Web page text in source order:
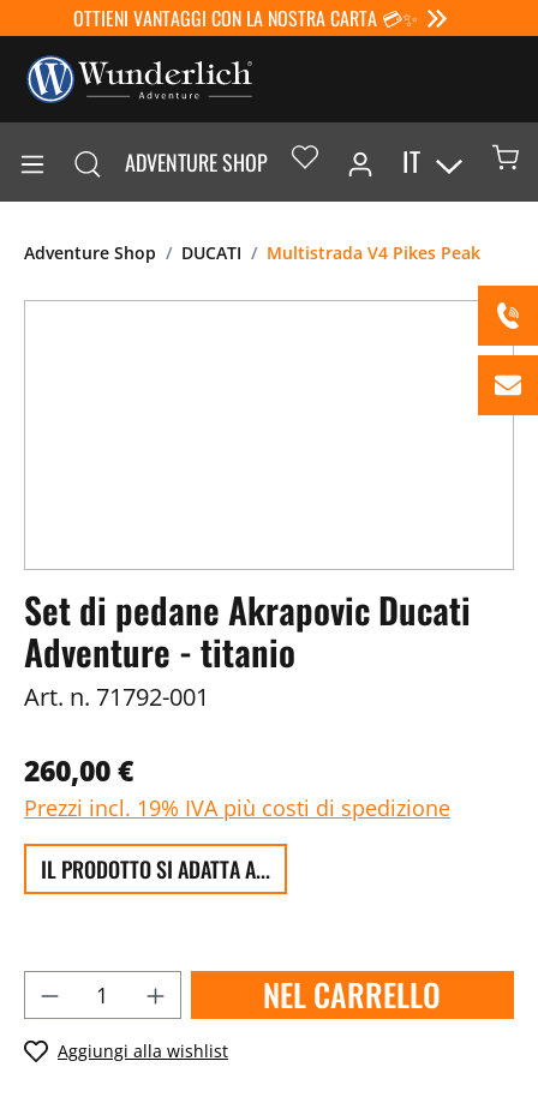
OTTIENI VANTAGGI CON LA NOSTRA CARTA 💳✨
ADVENTURE SHOP IT
Adventure Shop DUCATI Multistrada V4 Pikes Peak
Set di pedane Akrapovic Ducati
Adventure - titanio
Art. n. 71792-001
260,00 €
Prezzi incl. 19% IVA più costi di spedizione
IL PRODOTTO SI ADATTA A...
NEL CARRELLO
Aggiungi alla wishlist